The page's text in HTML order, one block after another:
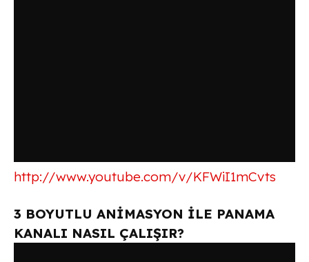
http://www.youtube.com/v/KFWiI1mCvts
3 BOYUTLU ANİMASYON İLE PANAMA
KANALI NASIL ÇALIŞIR?